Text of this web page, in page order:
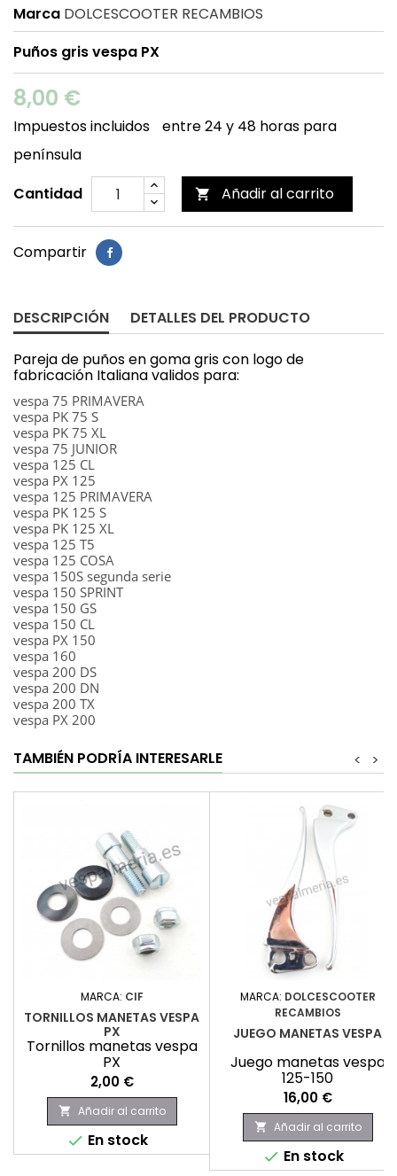
Marca DOLCESCOOTER RECAMBIOS
Puños gris vespa PX
8,00 €
Impuestos incluidos
entre 24 y 48 horas para
península
Cantidad
 Añadir al carrito
Compartir
DESCRIPCIÓN DETALLES DEL PRODUCTO
Pareja de puños en goma gris con logo de
fabricación Italiana validos para:
vespa 75 PRIMAVERA
vespa PK 75 S
vespa PK 75 XL
vespa 75 JUNIOR
vespa 125 CL
vespa PX 125
vespa 125 PRIMAVERA
vespa PK 125 S
vespa PK 125 XL
vespa 125 T5
vespa 125 COSA
vespa 150S segunda serie
vespa 150 SPRINT
vespa 150 GS
vespa 150 CL
vespa PX 150
vespa 160
vespa 200 DS
vespa 200 DN
vespa 200 TX
vespa PX 200
TAMBIÉN PODRÍA INTERESARLE >
<
MARCA: CIF
TORNILLOS MANETAS VESPA
PX
Tornillos manetas vespa
PX
Precio
2,00 €
 Añadir al carrito
 En stock
MARCA: DOLCESCOOTER
RECAMBIOS
JUEGO MANETAS VESPA
Juego manetas vespa
125-150
Precio
16,00 €
 Añadir al carrito
 En stock